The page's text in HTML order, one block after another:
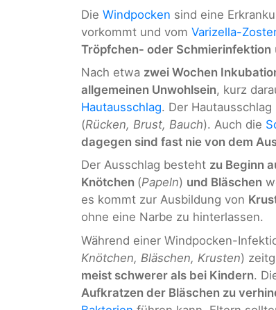
Die Windpocken sind eine
vorkommt und vom Varizella-
Tröpfchen- oder Schmierinfektion
Nach etwa zwei Wochen
allgemeinen Unwohlsein, kurz
Hautausschlag. Der
(Rücken, Brust, Bauch). Auch die
dagegen sind fast nie von dem
Der Ausschlag besteht zu Beginn
Knötchen (Papeln) und Bläschen
es kommt zur Ausbildung von
ohne eine Narbe zu hinterlassen.
Während einer Windpocken-
Knötchen, Bläschen, Krusten)
meist schwerer als bei Kindern.
Aufkratzen der Bläschen zu